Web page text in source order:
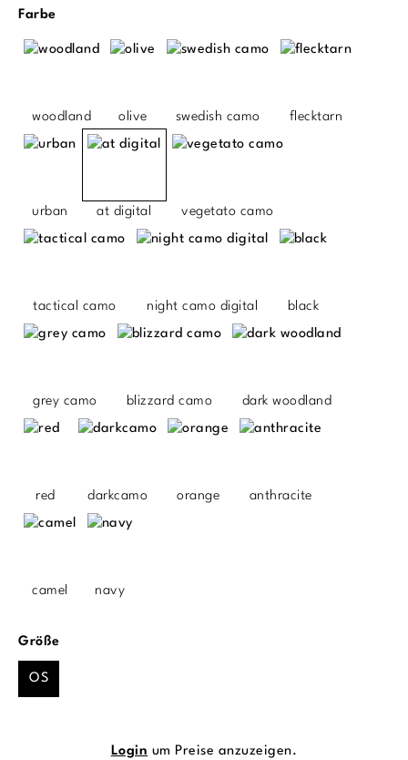
Farbeauswählen
woodland olive swedish camo flecktarn
urban at digital vegetato camo
tactical camo night camo digital black
grey camo blizzard camo dark woodland
red darkcamo orange anthracite
camel navy
Größeauswählen
OS
Login um Preise anzuzeigen.